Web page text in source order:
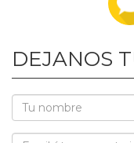
DEJANOS